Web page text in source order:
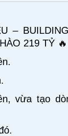
–
219 TỶ 🔥
vừa tạo